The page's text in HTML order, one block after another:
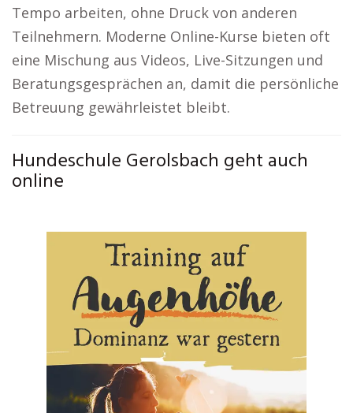
Tempo arbeiten, ohne Druck von anderen
Teilnehmern. Moderne Online-Kurse bieten oft
eine Mischung aus Videos, Live-Sitzungen und
Beratungsgesprächen an, damit die persönliche
Betreuung gewährleistet bleibt.
Hundeschule Gerolsbach geht auch
online